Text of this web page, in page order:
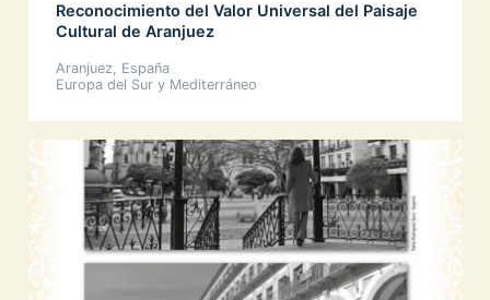
Reconocimiento del Valor Universal del Paisaje
Cultural de Aranjuez
Aranjuez, España
Europa del Sur y Mediterráneo